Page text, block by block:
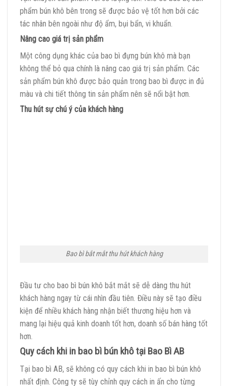
phẩm bún khô bên trong sẽ được bảo vệ tốt hơn bởi các
tác nhân bên ngoài như độ ẩm, bụi bẩn, vi khuẩn.
Nâng cao giá trị sản phẩm
Một công dụng khác của bao bì đựng bún khô mà bạn
không thể bỏ qua chính là nâng cao giá trị sản phẩm. Các
sản phẩm bún khô được bảo quản trong bao bì được in đủ
màu và chi tiết thông tin sản phẩm nên sẽ nổi bật hơn.
Thu hút sự chú ý của khách hàng
Bao bì bắt mắt thu hút khách hàng
Đầu tư cho bao bì bún khô bắt mắt sẽ dễ dàng thu hút
khách hàng ngay từ cái nhìn đầu tiên. Điều này sẽ tạo điều
kiện để nhiều khách hàng nhận biết thương hiệu hơn và
mang lại hiệu quả kinh doanh tốt hơn, doanh số bán hàng tốt
hơn.
Quy cách khi in bao bì bún khô tại Bao Bì AB
Tại bao bì AB, sẽ không có quy cách khi in bao bì bún khô
nhất định. Công ty sẽ tùy chỉnh quy cách in ấn cho từng